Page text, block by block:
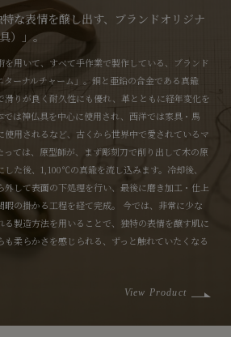
な表情を醸し出す、ブランドオリジナ
）」。
を用いて、すべて手作業で製作している、ブランド
ターナルチャーム」。銅と亜鉛の合金である真鍮
滑りが良く耐久性にも優れ、革とともに経年変化を
は神仏具を中心に使用され、西洋では家具・馬
用されるなど、古くから世界中で愛されているマ
っては、原型師が、まず彫刻刀で削り出して木の原
た後、1,100℃の真鍮を流し込みます。冷却後、
外して表面の下処理を行い、最後に磨き加工・仕上
暇の掛かる工程を経て完成。 今では、非常に少な
る製造方法を用いることで、独特の表情を醸す肌に
柔らかさを感じられる、ずっと触れていたくなる
View Product